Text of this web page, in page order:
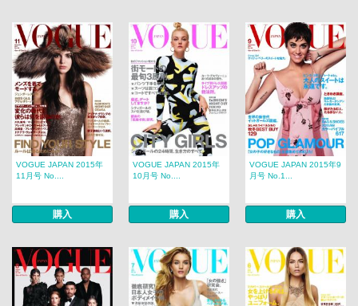
VOGUE JAPAN 2015年
11月号 No....
購入
VOGUE JAPAN 2015年
10月号 No....
購入
VOGUE JAPAN 2015年9
月号 No.1...
購入